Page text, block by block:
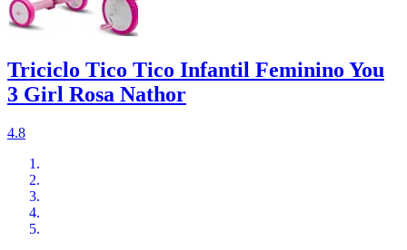
Triciclo Tico Tico Infantil Feminino You
3 Girl Rosa Nathor
4.8